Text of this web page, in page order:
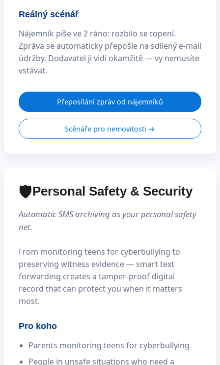
Reálný scénář
Nájemník píše ve 2 ráno: rozbilo se topení.
Zpráva se automaticky přepošle na sdílený e-mail
údržby. Dodavatel ji vidí okamžitě — vy nemusíte
vstávat.
Přeposílání zpráv od nájemníků
Scénáře pro nemovitosti →
🛡️Personal Safety & Security
Automatic SMS archiving as your personal safety
net.
From monitoring teens for cyberbullying to
preserving witness evidence — smart text
forwarding creates a tamper-proof digital
record that can protect you when it matters
most.
Pro koho
Parents monitoring teens for cyberbullying
People in unsafe situations who need a